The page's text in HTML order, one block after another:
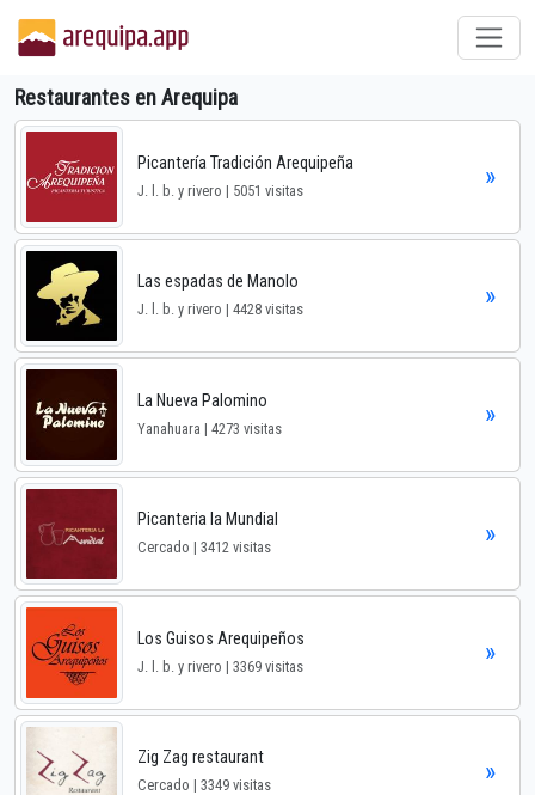
Restaurantes en Arequipa
Picantería Tradición Arequipeña
J. l. b. y rivero | 5051 visitas »
Las espadas de Manolo
J. l. b. y rivero | 4428 visitas »
La Nueva Palomino
Yanahuara | 4273 visitas »
Picanteria la Mundial
Cercado | 3412 visitas »
Los Guisos Arequipeños
J. l. b. y rivero | 3369 visitas »
Zig Zag restaurant
Cercado | 3349 visitas »